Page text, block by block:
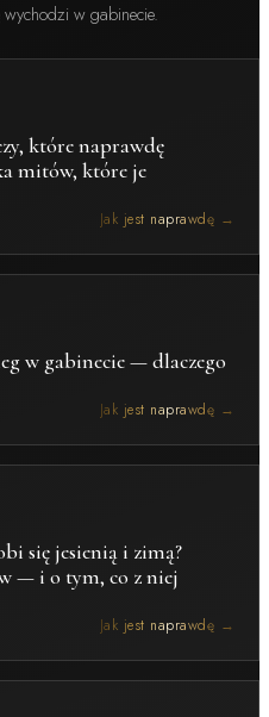
w gabinecie.
które naprawdę
mitów, które je
Jak jest naprawdę →
w gabinecie — dlaczego
Jak jest naprawdę →
się jesienią i zimą?
— i o tym, co z niej
Jak jest naprawdę →